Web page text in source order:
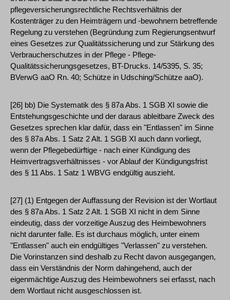
pflegeversicherungsrechtliche Rechtsverhältnis der
Kostenträger zu den Heimträgern und -bewohnern betreffende
Regelung zu verstehen (Begründung zum Regierungsentwurf
eines Gesetzes zur Qualitätssicherung und zur Stärkung des
Verbraucherschutzes in der Pflege - Pflege-
Qualitätssicherungsgesetzes, BT-Drucks. 14/5395, S. 35;
BVerwG aaO Rn. 40; Schütze in Udsching/Schütze aaO).
[26] bb) Die Systematik des § 87a Abs. 1 SGB XI sowie die
Entstehungsgeschichte und der daraus ableitbare Zweck des
Gesetzes sprechen klar dafür, dass ein "Entlassen" im Sinne
des § 87a Abs. 1 Satz 2 Alt. 1 SGB XI auch dann vorliegt,
wenn der Pflegebedürftige - nach einer Kündigung des
Heimvertragsverhältnisses - vor Ablauf der Kündigungsfrist
des § 11 Abs. 1 Satz 1 WBVG endgültig auszieht.
[27] (1) Entgegen der Auffassung der Revision ist der Wortlaut
des § 87a Abs. 1 Satz 2 Alt. 1 SGB XI nicht in dem Sinne
eindeutig, dass der vorzeitige Auszug des Heimbewohners
nicht darunter falle. Es ist durchaus möglich, unter einem
"Entlassen" auch ein endgültiges "Verlassen" zu verstehen.
Die Vorinstanzen sind deshalb zu Recht davon ausgegangen,
dass ein Verständnis der Norm dahingehend, auch der
eigenmächtige Auszug des Heimbewohners sei erfasst, nach
dem Wortlaut nicht ausgeschlossen ist.